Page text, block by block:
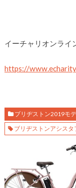
イーチャリオンライ
https://
ブリヂストン2019モ
ブリヂストンアシスタ